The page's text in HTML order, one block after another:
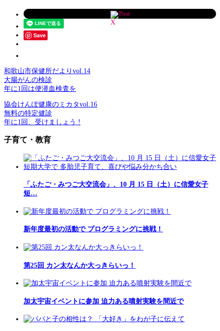
Post
Save
和歌山市保健所だよりvol.14
大腸がんの検診
年に1回は便潜血検査を
協会けんぽ健康のミカタvol.16
無料の特定健診
年に1回、受けましょう !
子育て・教育
「ふたご・みつご大交流会」、10 月 15 日（土）に信愛女子
短…
新年度最初の活動で プログラミングに挑戦！
第25回 カン太なんか大っきらいっ！
加太宇宙イベントに参加 迫力ある噴射実験を間近で